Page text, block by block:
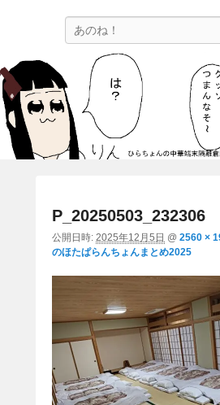
ひらちょんの中華
ほたがページ上部にある検索バーを
P_20250503_232306
公開日時: 2025年12月5日 @ 2560 ×
のほたぱらんちょんまとめ2025